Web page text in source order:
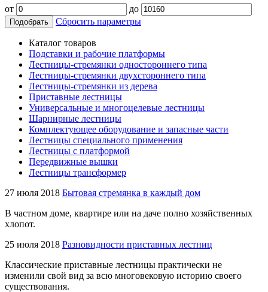
от до
Подобрать Сбросить параметры
Каталог товаров
Подставки и рабочие платформы
Лестницы-стремянки одностороннего типа
Лестницы-стремянки двухстороннего типа
Лестницы-стремянки из дерева
Приставные лестницы
Универсальные и многоцелевые лестницы
Шарнирные лестницы
Комплектующее оборудование и запасные части
Лестницы специального применения
Лестницы с платформой
Передвижные вышки
Лестницы трансформер
27 июля 2018 Бытовая стремянка в каждый дом
В частном доме, квартире или на даче полно хозяйственных
хлопот.
25 июля 2018 Разновидности приставных лестниц
Классические приставные лестницы практически не
изменили свой вид за всю многовековую историю своего
существования.